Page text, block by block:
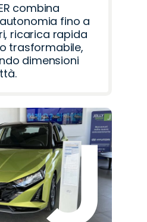
combina
fino a
ricarica rapida
trasformabile,
dimensioni